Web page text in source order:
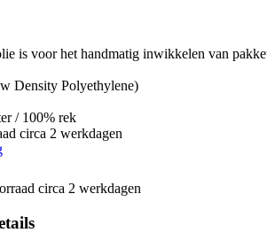
is voor het handmatig inwikkelen van
Density Polyethylene)
/ 100% rek
circa 2 werkdagen
circa 2 werkdagen